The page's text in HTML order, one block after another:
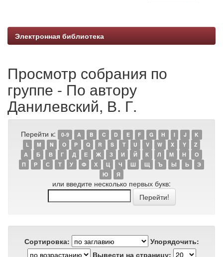
Электронная библиотека
Просмотр собрания по
группе - По автору
Данилевский, В. Г.
Перейти к: 0-9 A B C D E F G H I J
K
L
M N O P Q R S T U V W X Y
Z
А
Б В Г Д Е Ж З И Й К Л М Н
О
П
Р С Т У Ф Х Ц Ч Ш Щ Ъ Ы Ь
Э
Ю
Я
или введите несколько первых букв:
Сортировка:
Упорядочить:
Вывести на страницу: